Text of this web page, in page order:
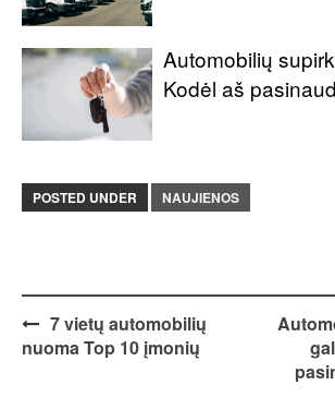
Automobilių
Kodėl aš
POSTED UNDER NAUJIENOS
Post
navigation
7 vietų automobilių
nuoma Top 10 įmonių